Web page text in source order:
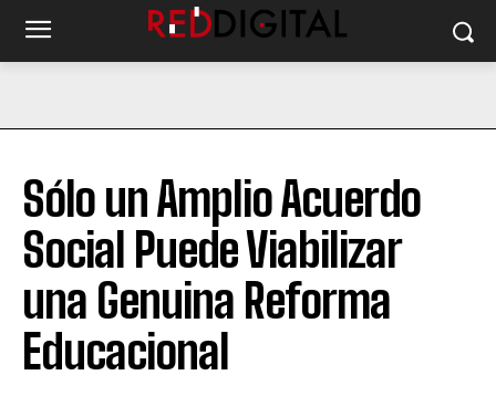
Sólo un Amplio Acuerdo
Social Puede Viabilizar
una Genuina Reforma
Educacional